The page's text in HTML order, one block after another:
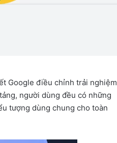
Google điều chỉnh trải nghiệm
người dùng đều có những
tượng dùng chung cho toàn